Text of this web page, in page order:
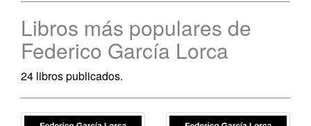
Libros más populares de
Federico García Lorca
24 libros publicados.